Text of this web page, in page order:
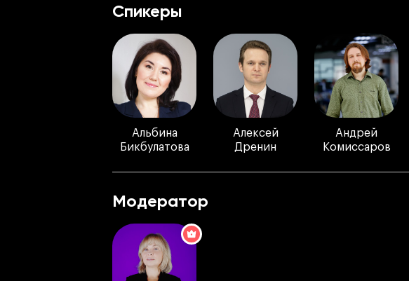
Спикеры
Альбина
Бикбулатова
Алексей
Дренин
Андрей
Комиссаров
Модератор